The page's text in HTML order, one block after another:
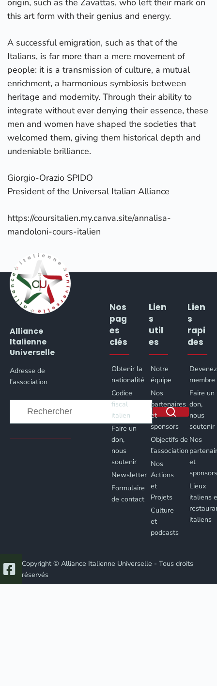
origin, such as the Zavattas, who left their mark on
this art form with their genius and energy.
A successful emigration, such as that of the
Italians, is far more than a mere movement of
people: it is a transmission of culture, a mutual
enrichment, a harmonious symbiosis between
heritage and modernity. Through their ability to
integrate without ever denying their essence, these
men and women have shaped the societies that
welcomed them, giving them historical depth and
undeniable brilliance.
Giorgio-Orazio SPIDO
President of the Universal Italian Alliance
https://coursitalien.my.canva.site/annalisa-
mandoloni-cours-italien
Alliance
Italienne
Universelle
Adresse de
l'association
résultat
Nos
pag
es
clés
Obtenir la
nationalité
Codice
fiscal
italien
Faire un
don,
nous
soutenir
Newsletter
Formulaire
de contact
Lien
s
util
es
Notre
équipe
Nos
partenaires
et
sponsors
Objectifs de
l’association
Nos
Actions
et
Projets
Culture
et
podcasts
Lien
s
rapi
des
Devenez
membre
Faire un
don,
nous
soutenir
Nos
et
Lieux
italiens
italiens
Copyright © Alliance Italienne Universelle - Tous droits
réservés